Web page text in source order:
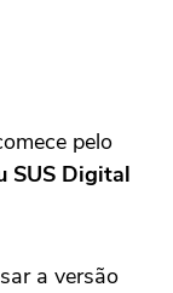
pelo
SUS Digital
a versão